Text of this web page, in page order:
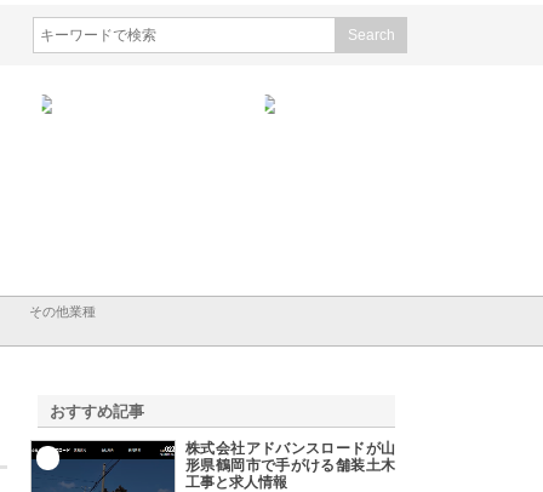
その他業種
おすすめ記事
株式会社アドバンスロードが山
形県鶴岡市で手がける舗装土木
工事と求人情報